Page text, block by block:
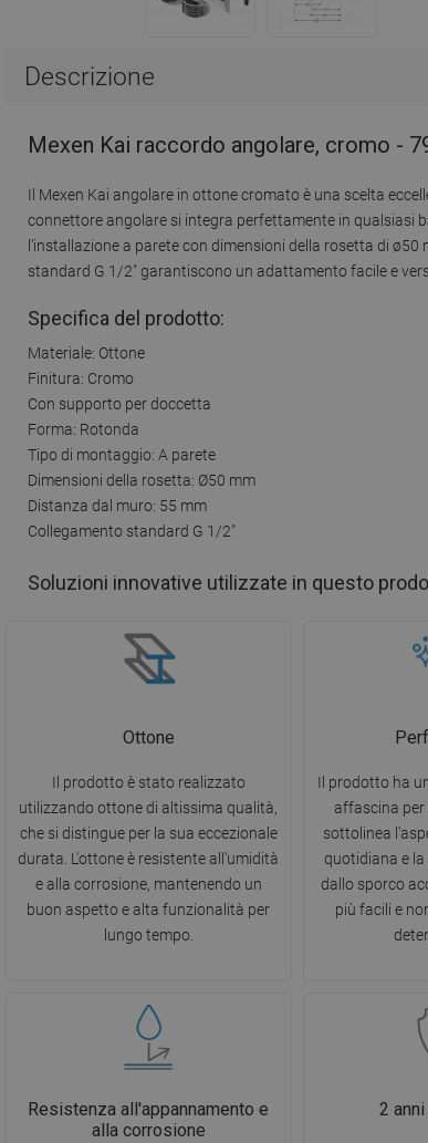
Descrizione
Mexen Kai raccordo angolare, cromo -
Il Mexen Kai angolare in ottone cromato è una scelta
connettore angolare si integra perfettamente in qualsiasi
l'installazione a parete con dimensioni della rosetta di
standard G 1/2" garantiscono un adattamento facile e
Specifica del prodotto:
Materiale: Ottone
Finitura: Cromo
Con supporto per doccetta
Forma: Rotonda
Tipo di montaggio: A parete
Dimensioni della rosetta: Ø50 mm
Distanza dal muro: 55 mm
Collegamento standard G 1/2"
Soluzioni innovative utilizzate in questo
Ottone
Il prodotto è stato realizzato
utilizzando ottone di altissima qualità,
che si distingue per la sua eccezionale
durata. L'ottone è resistente all'umidità
e alla corrosione, mantenendo un
buon aspetto e alta funzionalità per
lungo tempo.
Il prodotto ha
affascina per
sottolinea
quotidiana e la
dallo sporco
più facili e
Resistenza all'appannamento e
alla corrosione
2